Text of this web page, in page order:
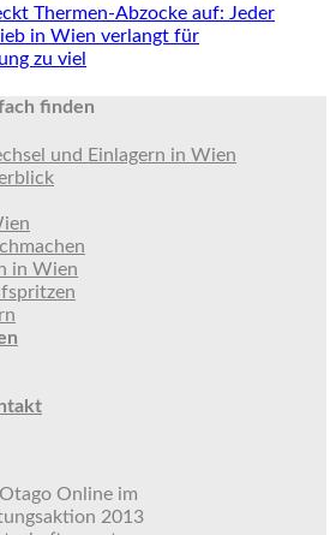
Thermen-Abzocke auf: Jeder
in Wien verlangt für
zu viel
finden
und Einlagern in Wien
in Wien
Online im
2013